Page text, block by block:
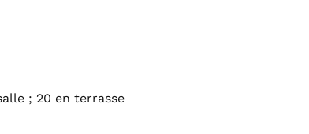
; 20 en terrasse